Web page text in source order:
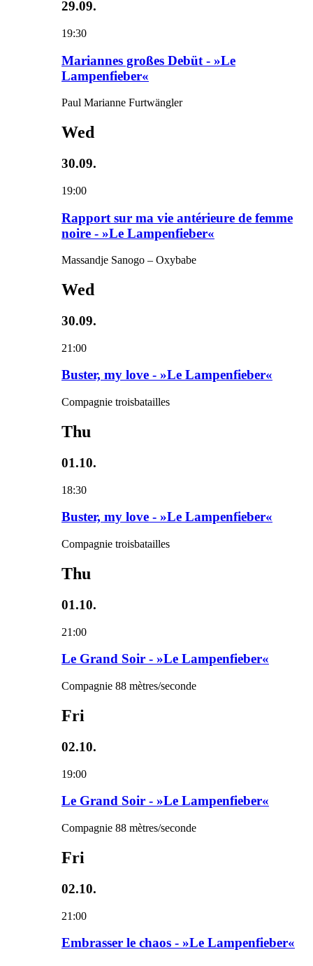
29.09.
19:30
Mariannes großes Debüt - »Le
Lampenfieber«
Paul Marianne Furtwängler
Wed
30.09.
19:00
Rapport sur ma vie antérieure de femme
noire - »Le Lampenfieber«
Massandje Sanogo – Oxybabe
Wed
30.09.
21:00
Buster, my love - »Le Lampenfieber«
Compagnie troisbatailles
Thu
01.10.
18:30
Buster, my love - »Le Lampenfieber«
Compagnie troisbatailles
Thu
01.10.
21:00
Le Grand Soir - »Le Lampenfieber«
Compagnie 88 mètres/seconde
Fri
02.10.
19:00
Le Grand Soir - »Le Lampenfieber«
Compagnie 88 mètres/seconde
Fri
02.10.
21:00
Embrasser le chaos - »Le Lampenfieber«